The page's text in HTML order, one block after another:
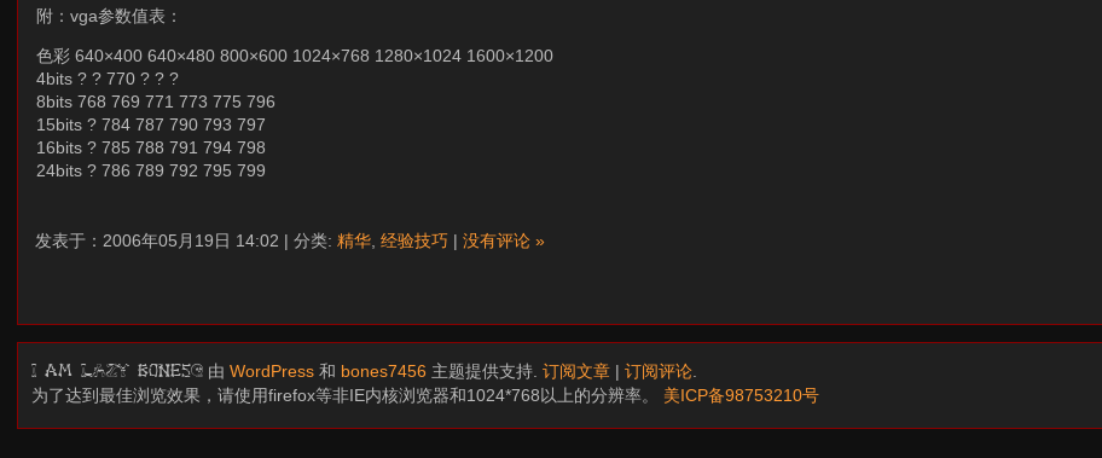
附：vga参数值表：
色彩 640×400 640×480 800×600 1024×768 1280×1024 1600×1200
4bits ? ? 770 ? ? ?
8bits 768 769 771 773 775 796
15bits ? 784 787 790 793 797
16bits ? 785 788 791 794 798
24bits ? 786 789 792 795 799
发表于：2006年05月19日 14:02 | 分类: 精华 经验技巧 | 没有评论 »
I am LAZY bones? 由WordPress 和 bones7456 主题提供支持.订阅文章 |订阅评论
为了达到最佳浏览效果，请使用firefox等非IE内核浏览器和1024*768以上的分辨率。 美ICP备98753210号